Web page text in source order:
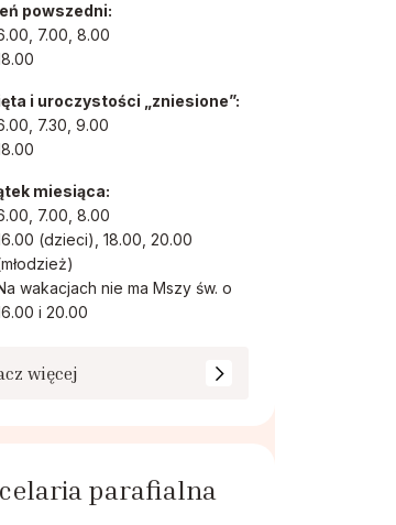
powszedni:
7.00, 8.00
i uroczystości „zniesione”:
7.30, 9.00
miesiąca:
7.00, 8.00
(dzieci), 18.00, 20.00
wakacjach nie ma Mszy św. o
i 20.00
więcej
parafialna